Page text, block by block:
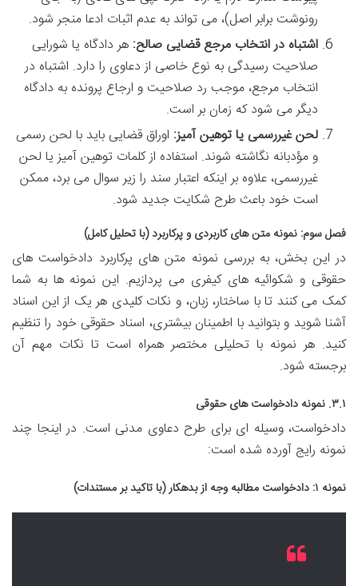
رونوشت برابر اصل)، می تواند به عدم اثبات ادعا منجر شود.
اشتباه در انتخاب مرجع قضایی صالح: هر دادگاه یا شورایی
صلاحیت رسیدگی به نوع خاصی از دعاوی را دارد. اشتباه در
انتخاب مرجع، موجب رد صلاحیت و ارجاع پرونده به دادگاه
دیگر می شود که زمان بر است.
لحن غیررسمی یا توهین آمیز: اوراق قضایی باید با لحن رسمی
و مؤدبانه نگاشته شوند. استفاده از کلمات توهین آمیز یا لحن
غیررسمی، علاوه بر اینکه اعتبار سند را زیر سوال می برد، ممکن
است خود باعث طرح شکایت جدید شود.
فصل سوم: نمونه متن های کاربردی و پرکاربرد (با تحلیل کامل)
در این بخش، به بررسی نمونه متن های پرکاربرد دادخواست های
حقوقی و شکوائیه های کیفری می پردازیم. این نمونه ها به شما
کمک می کنند تا با ساختار، زبان، و نکات کلیدی هر یک از این اسناد
آشنا شوید و بتوانید با اطمینان بیشتری، اسناد حقوقی خود را تنظیم
کنید. هر نمونه با تحلیلی مختصر همراه است تا نکات مهم آن
برجسته شود.
۳.۱. نمونه دادخواست های حقوقی
دادخواست، وسیله ای برای طرح دعاوی مدنی است. در اینجا چند
نمونه رایج آورده شده است:
نمونه ۱: دادخواست مطالبه وجه از بدهکار (با تاکید بر مستندات)